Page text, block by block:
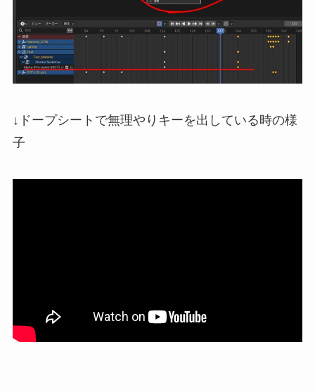
↓ドープシートで無理やりキーを出している時の様
子